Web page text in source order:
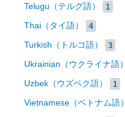
Telugu（テルグ語） 1
Thai（タイ語） 4
Turkish（トルコ語） 3
Ukrainian（ウクライナ語）
Uzbek（ウズベク語） 1
Vietnamese（ベトナム語）